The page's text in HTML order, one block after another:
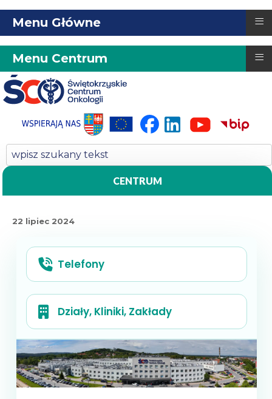
Menu Główne ≡
Menu Centrum ≡
CENTRUM
22 lipiec 2024
Telefony
Działy, Kliniki, Zakłady